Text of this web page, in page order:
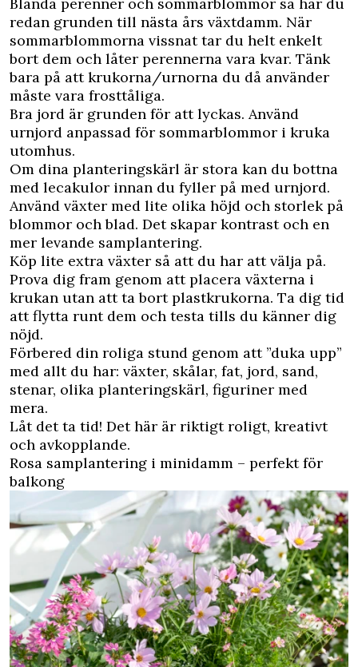
Blanda perenner och sommarblommor så har du
redan grunden till nästa års växtdamm. När
sommarblommorna vissnat tar du helt enkelt
bort dem och låter perennerna vara kvar. Tänk
bara på att krukorna/urnorna du då använder
måste vara frosttåliga.
Bra jord är grunden för att lyckas. Använd
urnjord anpassad för sommarblommor i kruka
utomhus.
Om dina planteringskärl är stora kan du bottna
med lecakulor innan du fyller på med urnjord.
Använd växter med lite olika höjd och storlek på
blommor och blad. Det skapar kontrast och en
mer levande samplantering.
Köp lite extra växter så att du har att välja på.
Prova dig fram genom att placera växterna i
krukan utan att ta bort plastkrukorna. Ta dig tid
att flytta runt dem och testa tills du känner dig
nöjd.
Förbered din roliga stund genom att ”duka upp”
med allt du har: växter, skålar, fat, jord, sand,
stenar, olika planteringskärl, figuriner med
mera.
Låt det ta tid! Det här är riktigt roligt, kreativt
och avkopplande.
Rosa samplantering i minidamm – perfekt för
balkong